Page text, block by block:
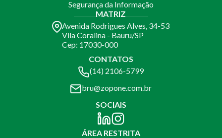
Segurança da Informação
MATRIZ
Avenida Rodrigues Alves, 34-53
Vila Coralina - Bauru/SP
Cep: 17030-000
CONTATOS
(14) 2106-5799
bru@zopone.com.br
SOCIAIS
ÁREA RESTRITA